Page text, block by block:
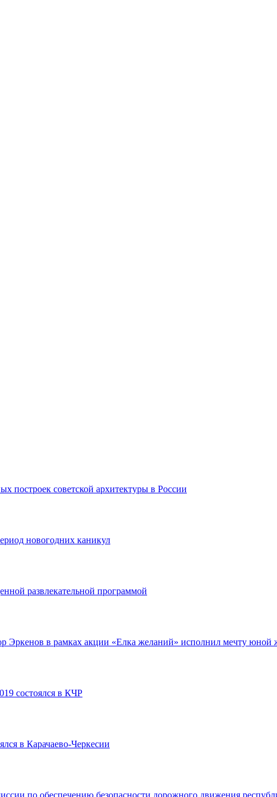
построек советской архитектуры в России
новогодних каникул
развлекательной программой
в рамках акции «Елка желаний» исполнил мечту юной
состоялся в КЧР
в Карачаево-Черкесии
по обеспечению безопасности дорожного движения